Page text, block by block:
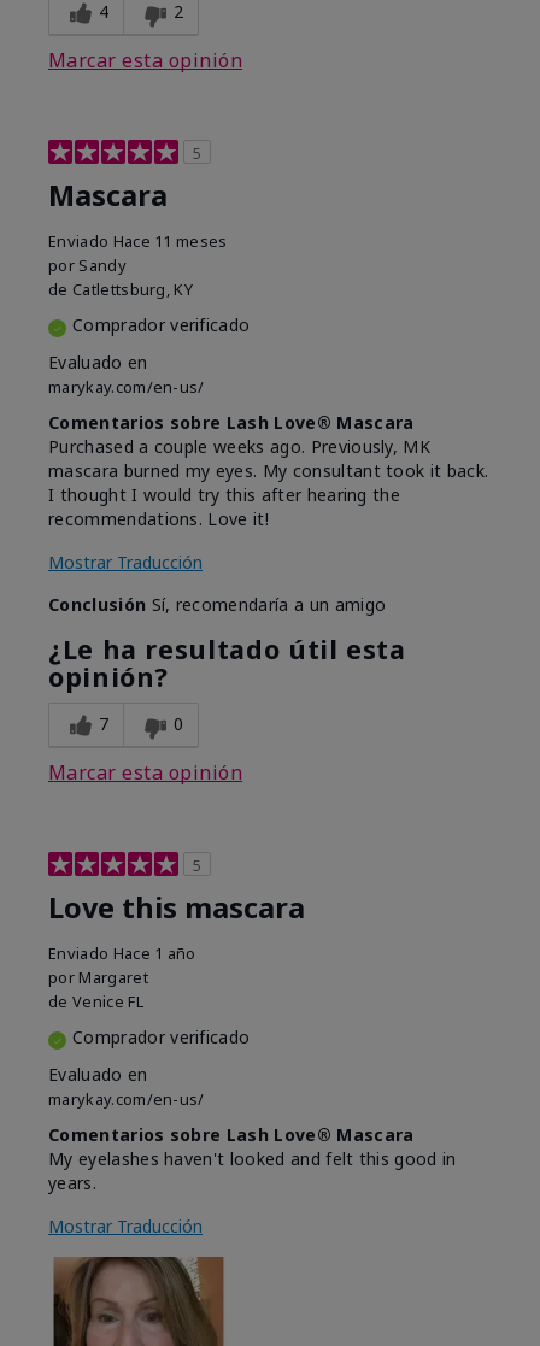
4 2
Marcar esta opinión
5
Mascara
Enviado Hace 11 meses
por Sandy
de Catlettsburg, KY
Comprador verificado
Evaluado en
marykay.com/en-us/
Comentarios sobre Lash Love® Mascara
Purchased a couple weeks ago. Previously, MK
mascara burned my eyes. My consultant took it back.
I thought I would try this after hearing the
recommendations. Love it!
Mostrar Traducción
Conclusión Sí, recomendaría a un amigo
¿Le ha resultado útil esta
opinión?
7 0
Marcar esta opinión
5
Love this mascara
Enviado Hace 1 año
por Margaret
de Venice FL
Comprador verificado
Evaluado en
marykay.com/en-us/
Comentarios sobre Lash Love® Mascara
My eyelashes haven't looked and felt this good in
years.
Mostrar Traducción